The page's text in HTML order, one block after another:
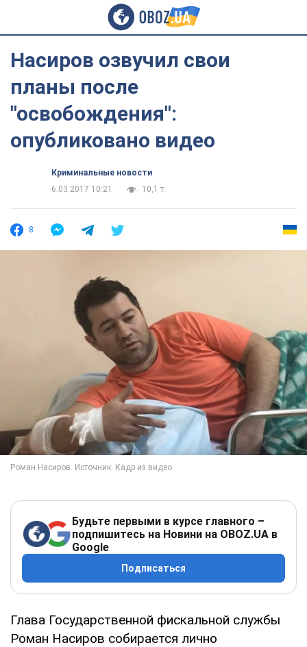
Насиров озвучил свои
планы после
"освобождения":
опубликовано видео
Криминальные новости
6.03.2017 10:21
10,1 т.
8
Будьте первыми в курсе главного –
подпишитесь на Новини на OBOZ.UA в
Google
Подписаться
Глава Государственной фискальной службы
Роман Насиров собирается лично